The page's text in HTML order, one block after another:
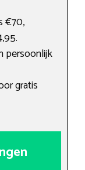
€70,
persoonlijk
gratis